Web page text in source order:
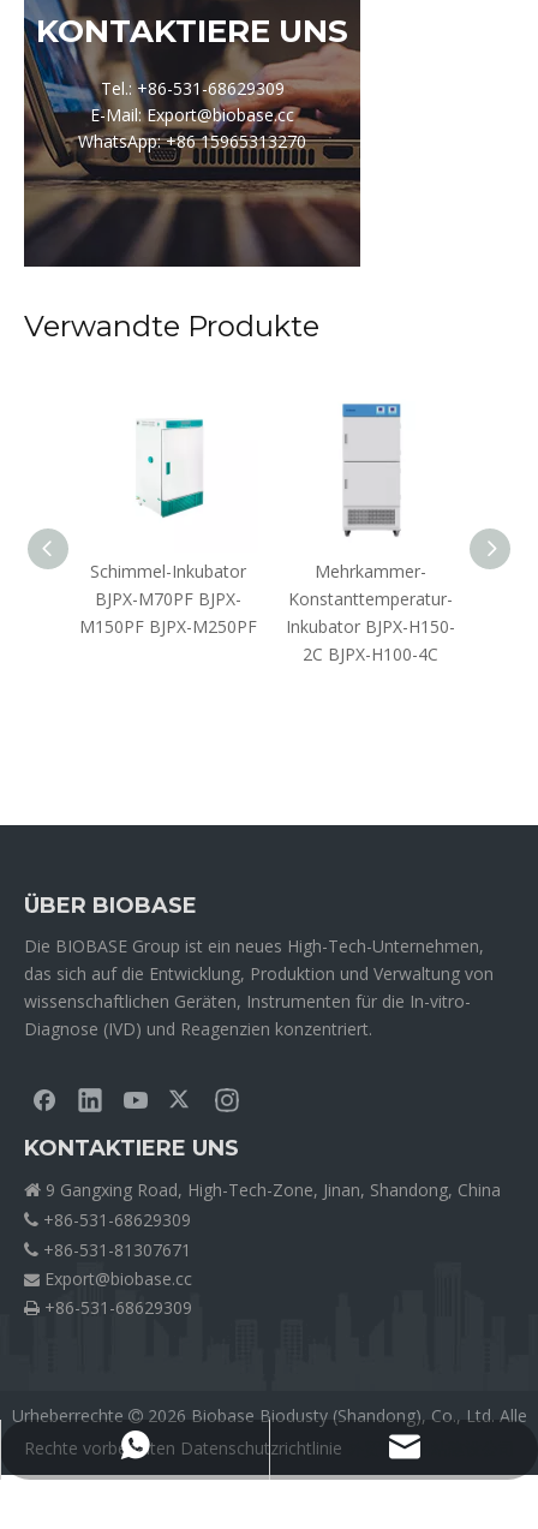
KONTAKTIERE UNS
Tel.: +86-531-68629309
E-Mail: Export@biobase.cc
WhatsApp: +86 15965313270
Verwandte Produkte
hohe
Schimmel-Inkubator
BJPX-M70PF BJPX-
M150PF BJPX-M250PF
Mehrkammer-
Konstanttemperatur-
Inkubator BJPX-H150-
2C BJPX-H100-4C
ÜBER BIOBASE
Die BIOBASE Group ist ein neues High-Tech-Unternehmen,
das sich auf die Entwicklung, Produktion und Verwaltung von
wissenschaftlichen Geräten, Instrumenten für die In-vitro-
Diagnose (IVD) und Reagenzien konzentriert.
KONTAKTIERE UNS
 9 Gangxing Road, High-Tech-Zone, Jinan, Shandong, China
 +86-531-68629309
 +86-531-81307671
 Export@biobase.cc
 +86-531-68629309
+8615965313270
Export@biobase.cc
Urheberrechte  2026 Biobase Biodusty (Shandong), Co., Ltd. Alle
Rechte vorbehalten Datenschutzrichtlinie
外贸网站网站建设公司